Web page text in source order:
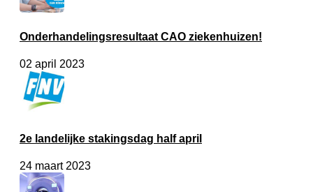
Onderhandelingsresultaat CAO ziekenhuizen!
02 april 2023
2e landelijke stakingsdag half april
24 maart 2023